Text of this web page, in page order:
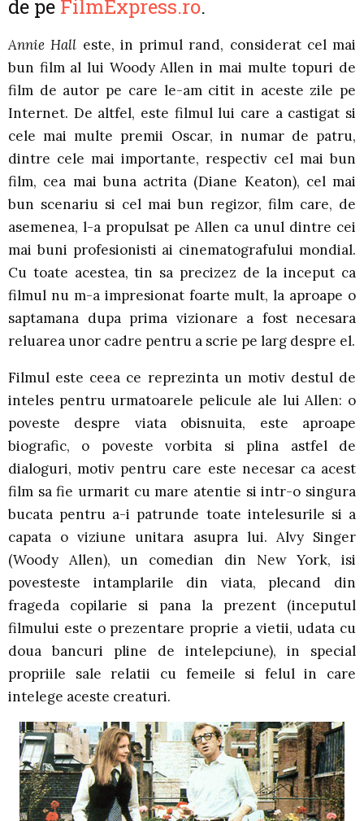
de pe FilmExpress.ro.
Annie Hall este, in primul rand, considerat cel mai
bun film al lui Woody Allen in mai multe topuri de
film de autor pe care le-am citit in aceste zile pe
Internet. De altfel, este filmul lui care a castigat si
cele mai multe premii Oscar, in numar de patru,
dintre cele mai importante, respectiv cel mai bun
film, cea mai buna actrita (Diane Keaton), cel mai
bun scenariu si cel mai bun regizor, film care, de
asemenea, l-a propulsat pe Allen ca unul dintre cei
mai buni profesionisti ai cinematografului mondial.
Cu toate acestea, tin sa precizez de la inceput ca
filmul nu m-a impresionat foarte mult, la aproape o
saptamana dupa prima vizionare a fost necesara
reluarea unor cadre pentru a scrie pe larg despre el.
Filmul este ceea ce reprezinta un motiv destul de
inteles pentru urmatoarele pelicule ale lui Allen: o
poveste despre viata obisnuita, este aproape
biografic, o poveste vorbita si plina astfel de
dialoguri, motiv pentru care este necesar ca acest
film sa fie urmarit cu mare atentie si intr-o singura
bucata pentru a-i patrunde toate intelesurile si a
capata o viziune unitara asupra lui. Alvy Singer
(Woody Allen), un comedian din New York, isi
povesteste intamplarile din viata, plecand din
frageda copilarie si pana la prezent (inceputul
filmului este o prezentare proprie a vietii, udata cu
doua bancuri pline de intelepciune), in special
propriile sale relatii cu femeile si felul in care
intelege aceste creaturi.